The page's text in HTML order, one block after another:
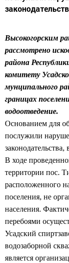
Высокогорским
рассмотрено
района
комитету
мунципального
границах
водоотведение.
Основанием для
послужили
В ходе
территории пос.
расположенного
поселения, не
населения.
перебоями
Усадский
водозаборной
является